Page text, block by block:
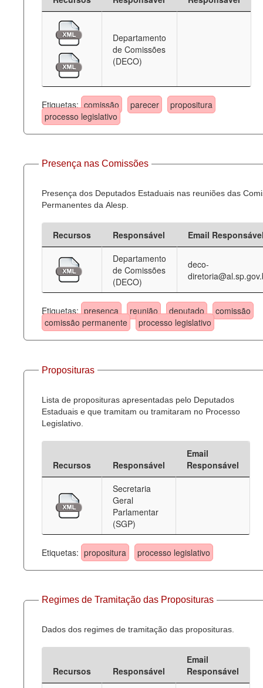
Departamento
de Comissões
(DECO)
Etiquetas: comissão parecer
propositura
processo legislativo
Presença nas Comissões
Presença dos Deputados Estaduais nas reuniões das
Permanentes da Alesp.
Recursos Responsável
Email
Departamento
de Comissões
(DECO)
deco-
Etiquetas: presença reunião deputado
comissão
comissão permanente
processo legislativo
Proposituras
Lista de proposituras apresentadas pelo Deputados
Estaduais e que tramitam ou tramitaram no Processo
Legislativo.
Recursos Responsável
Email
Responsável
Secretaria
Geral
Parlamentar
(SGP)
Etiquetas: propositura processo legislativo
Regimes de Tramitação das Proposituras
Dados dos regimes de tramitação das proposituras.
Recursos Responsável
Email
Responsável